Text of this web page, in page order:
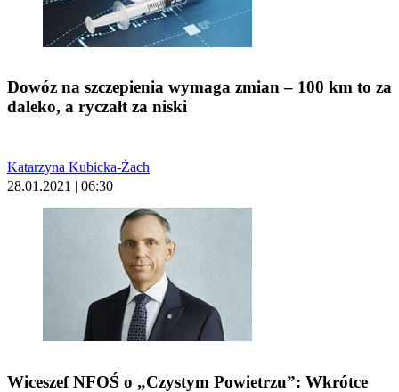
Dowóz na szczepienia wymaga zmian – 100 km to za
daleko, a ryczałt za niski
Katarzyna Kubicka-Żach
28.01.2021 | 06:30
Wiceszef NFOŚ o „Czystym Powietrzu”: Wkrótce